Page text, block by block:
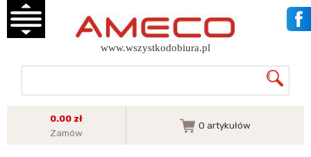
www.wszystkodobiura.pl
0.00 zł
Zamów
0 artykułów